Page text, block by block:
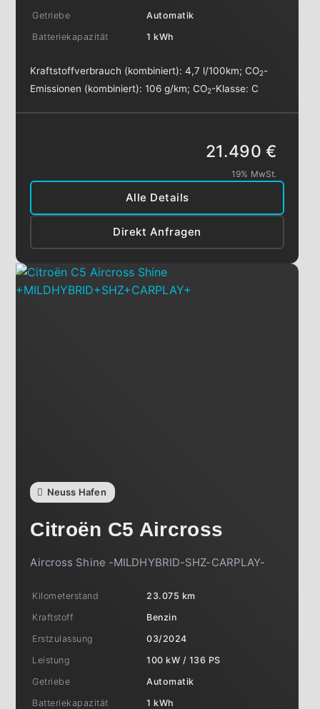
Getriebe
Automatik
Batteriekapazität
1 kWh
Kraftstoffverbrauch (kombiniert):4,7 l/100km;CO2-
Emissionen (kombiniert):106 g/km;CO2-Klasse:C
Alle Details
Direkt Anfragen
21.490 €
19% MwSt.
Neuss Hafen
Citroën C5 Aircross
Aircross Shine -MILDHYBRID-SHZ-CARPLAY-
Kilometerstand
23.075 km
Kraftstoff
Benzin
Erstzulassung
03/2024
Leistung
100 kW / 136 PS
Getriebe
Automatik
Batteriekapazität
1 kWh